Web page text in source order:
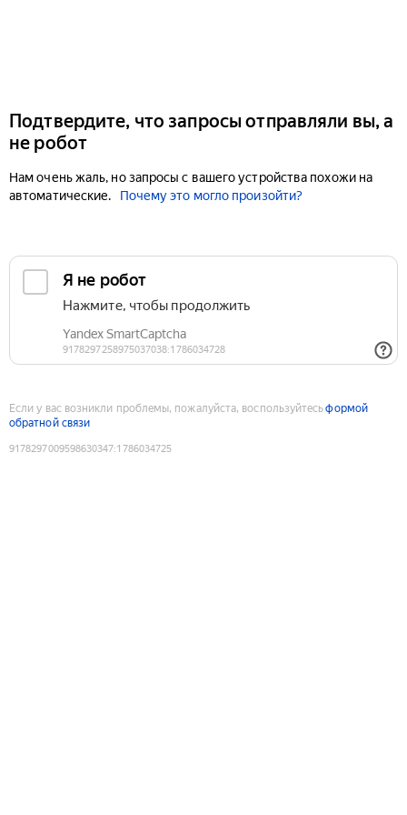
Подтвердите, что запросы отправляли вы, а
не робот
Нам очень жаль, но запросы с вашего устройства похожи на
автоматические.
Почему это могло произойти?
Если у вас возникли проблемы, пожалуйста, воспользуйтесьформой
обратной связи
9178297009598630347:1786034725